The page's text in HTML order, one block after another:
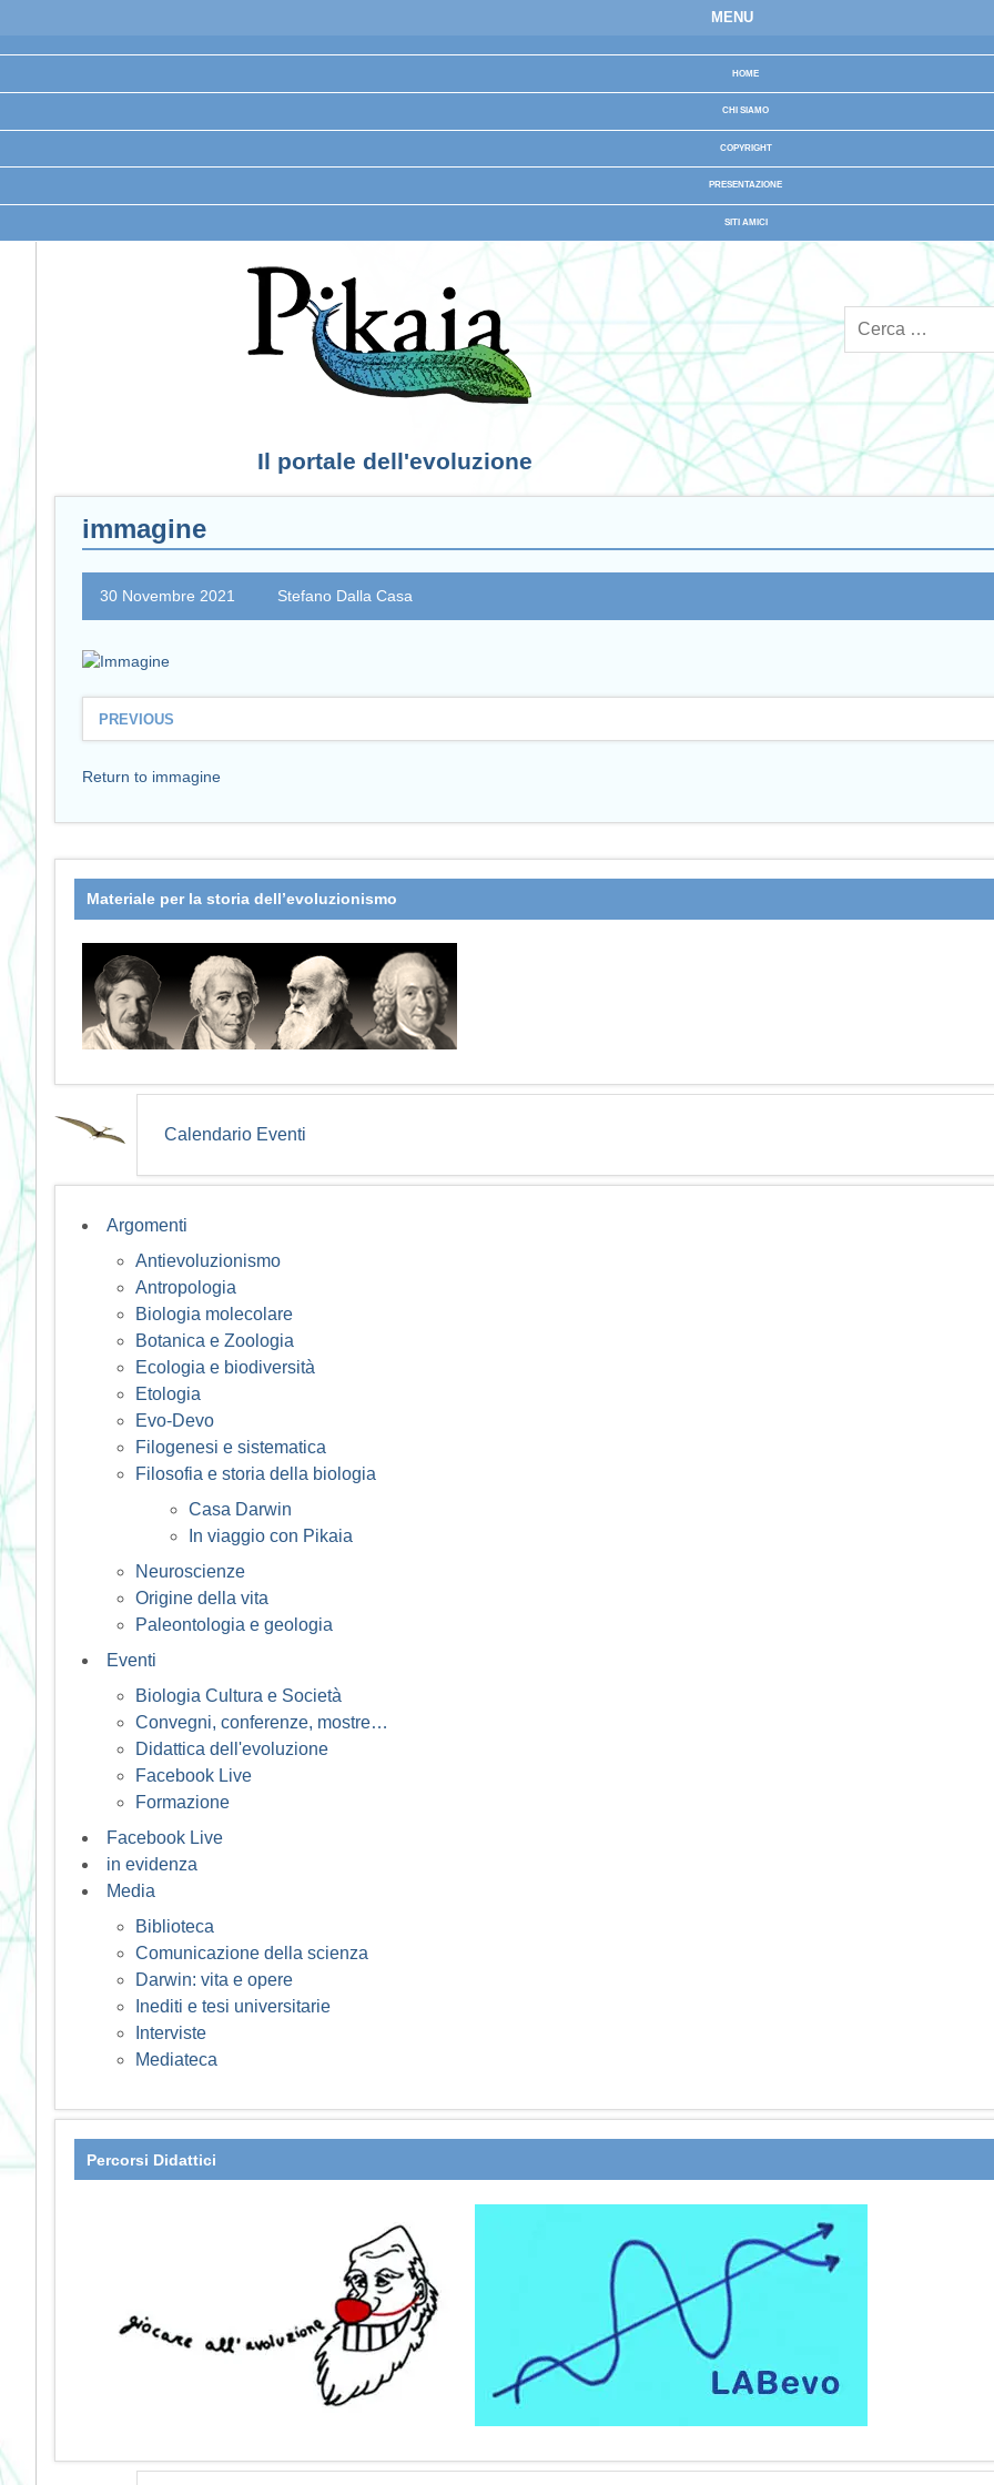
MENU
HOME
CHI SIAMO
COPYRIGHT
PRESENTAZIONE
SITI AMICI
Il portale dell'evoluzione
immagine
30 Novembre 2021 Stefano Dalla Casa
PREVIOUS
Return to immagine
Materiale per la storia dell’evoluzionismo
Calendario Eventi
Argomenti
Antievoluzionismo
Antropologia
Biologia molecolare
Botanica e Zoologia
Ecologia e biodiversità
Etologia
Evo-Devo
Filogenesi e sistematica
Filosofia e storia della biologia
Casa Darwin
In viaggio con Pikaia
Neuroscienze
Origine della vita
Paleontologia e geologia
Eventi
Biologia Cultura e Società
Convegni, conferenze, mostre…
Didattica dell'evoluzione
Facebook Live
Formazione
Facebook Live
in evidenza
Media
Biblioteca
Comunicazione della scienza
Darwin: vita e opere
Inediti e tesi universitarie
Interviste
Mediateca
Percorsi Didattici